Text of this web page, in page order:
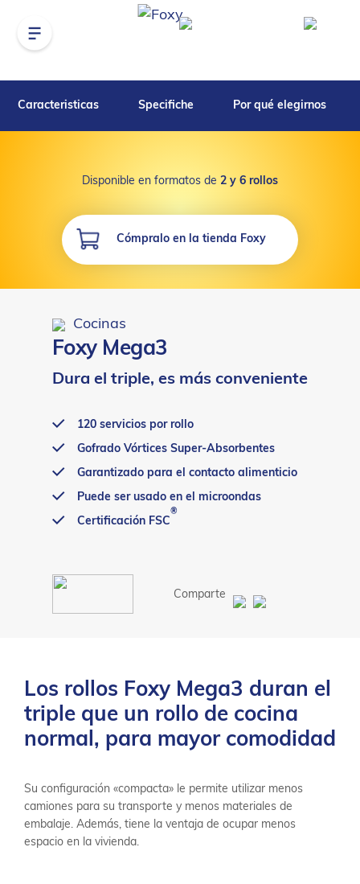
Caracteristicas Specifiche Por qué elegirnos
Disponible en formatos de 2 y 6 rollos
Cómpralo en la tienda Foxy
Cocinas
Foxy Mega3
Dura el triple, es más conveniente
120 servicios por rollo
Gofrado Vórtices Super-Absorbentes
Garantizado para el contacto alimenticio
Puede ser usado en el microondas
Certificación FSC
®
Comparte
Los rollos Foxy Mega3 duran el
triple que un rollo de cocina
normal, para mayor comodidad
Su configuración «compacta» le permite utilizar menos
camiones para su transporte y menos materiales de
embalaje. Además, tiene la ventaja de ocupar menos
espacio en la vivienda.